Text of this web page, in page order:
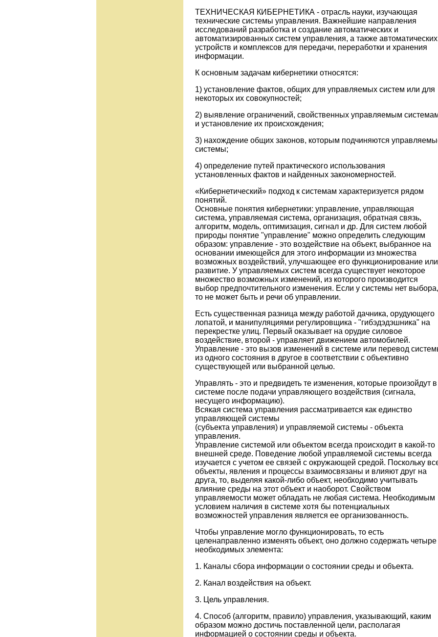
ТЕХНИЧЕСКАЯ КИБЕРНЕТИКА - отрасль науки, изучающая
технические системы управления. Важнейшие направления
исследований разработка и создание автоматических и
автоматизированных систем управления, а также автоматических
устройств и комплексов для передачи, переработки и хранения
информации.
К основным задачам кибернетики относятся:
1) установление фактов, общих для управляемых систем или для
некоторых их совокупностей;
2) выявление ограничений, свойственных управляемым
и установление их происхождения;
3) нахождение общих законов, которым подчиняются
системы;
4) определение путей практического использования
установленных фактов и найденных закономерностей.
«Кибернетический» подход к системам характеризуется рядом
понятий.
Основные понятия кибернетики: управление, управляющая
система, управляемая система, организация, обратная связь,
алгоритм, модель, оптимизация, сигнал и др. Для систем любой
природы понятие "управление" можно определить следующим
образом: управление - это воздействие на объект, выбранное на
основании имеющейся для этого информации из множества
возможных воздействий, улучшающее его функционирование или
развитие. У управляемых систем всегда существует некоторое
множество возможных изменений, из которого производится
выбор предпочтительного изменения. Если у системы нет выбора,
то не может быть и речи об управлении.
Есть существенная разница между работой дачника, орудующего
лопатой, и манипуляциями регулировщика - "гибэдэдэшника" на
перекрестке улиц. Первый оказывает на орудие силовое
воздействие, второй - управляет движением автомобилей.
Управление - это вызов изменений в системе или перевод
из одного состояния в другое в соответствии с объективно
существующей или выбранной целью.
Управлять - это и предвидеть те изменения, которые произойдут в
системе после подачи управляющего воздействия (сигнала,
несущего информацию).
Всякая система управления рассматривается как единство
управляющей системы
(субъекта управления) и управляемой системы - объекта
управления.
Управление системой или объектом всегда происходит в какой-то
внешней среде. Поведение любой управляемой системы всегда
изучается с учетом ее связей с окружающей средой. Поскольку
объекты, явления и процессы взаимосвязаны и влияют друг на
друга, то, выделяя какой-либо объект, необходимо учитывать
влияние среды на этот объект и наоборот. Свойством
управляемости может обладать не любая система. Необходимым
условием наличия в системе хотя бы потенциальных
возможностей управления является ее организованность.
Чтобы управление могло функционировать, то есть
целенаправленно изменять объект, оно должно содержать четыре
необходимых элемента:
1. Каналы сбора информации о состоянии среды и объекта.
2. Канал воздействия на объект.
3. Цель управления.
4. Способ (алгоритм, правило) управления, указывающий, каким
образом можно достичь поставленной цели, располагая
информацией о состоянии среды и объекта.